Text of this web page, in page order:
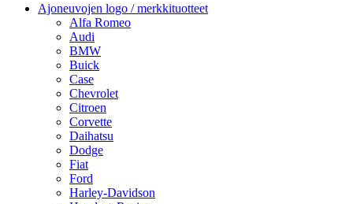
Ajoneuvojen logo / merkkituotteet
Alfa Romeo
Audi
BMW
Buick
Case
Chevrolet
Citroen
Corvette
Daihatsu
Dodge
Fiat
Ford
Harley-Davidson